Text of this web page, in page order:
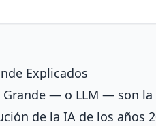
Explicados
— o LLM — son la
de la IA de los años